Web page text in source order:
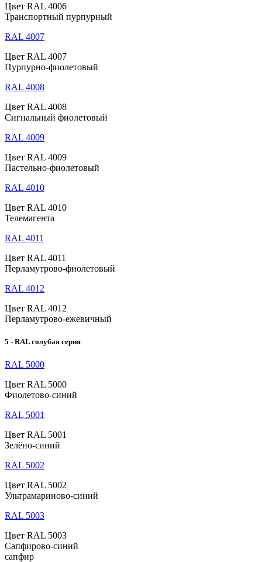
Цвет RAL 4006
Транспортный пурпурный
RAL 4007
Цвет RAL 4007
Пурпурно-фиолетовый
RAL 4008
Цвет RAL 4008
Сигнальный фиолетовый
RAL 4009
Цвет RAL 4009
Пастельно-фиолетовый
RAL 4010
Цвет RAL 4010
Телемагента
RAL 4011
Цвет RAL 4011
Перламутрово-фиолетовый
RAL 4012
Цвет RAL 4012
Перламутрово-ежевичный
5 - RAL голубая серия
RAL 5000
Цвет RAL 5000
Фиолетово-синий
RAL 5001
Цвет RAL 5001
Зелёно-синий
RAL 5002
Цвет RAL 5002
Ультрамариново-синий
RAL 5003
Цвет RAL 5003
Сапфирово-синий
сапфир